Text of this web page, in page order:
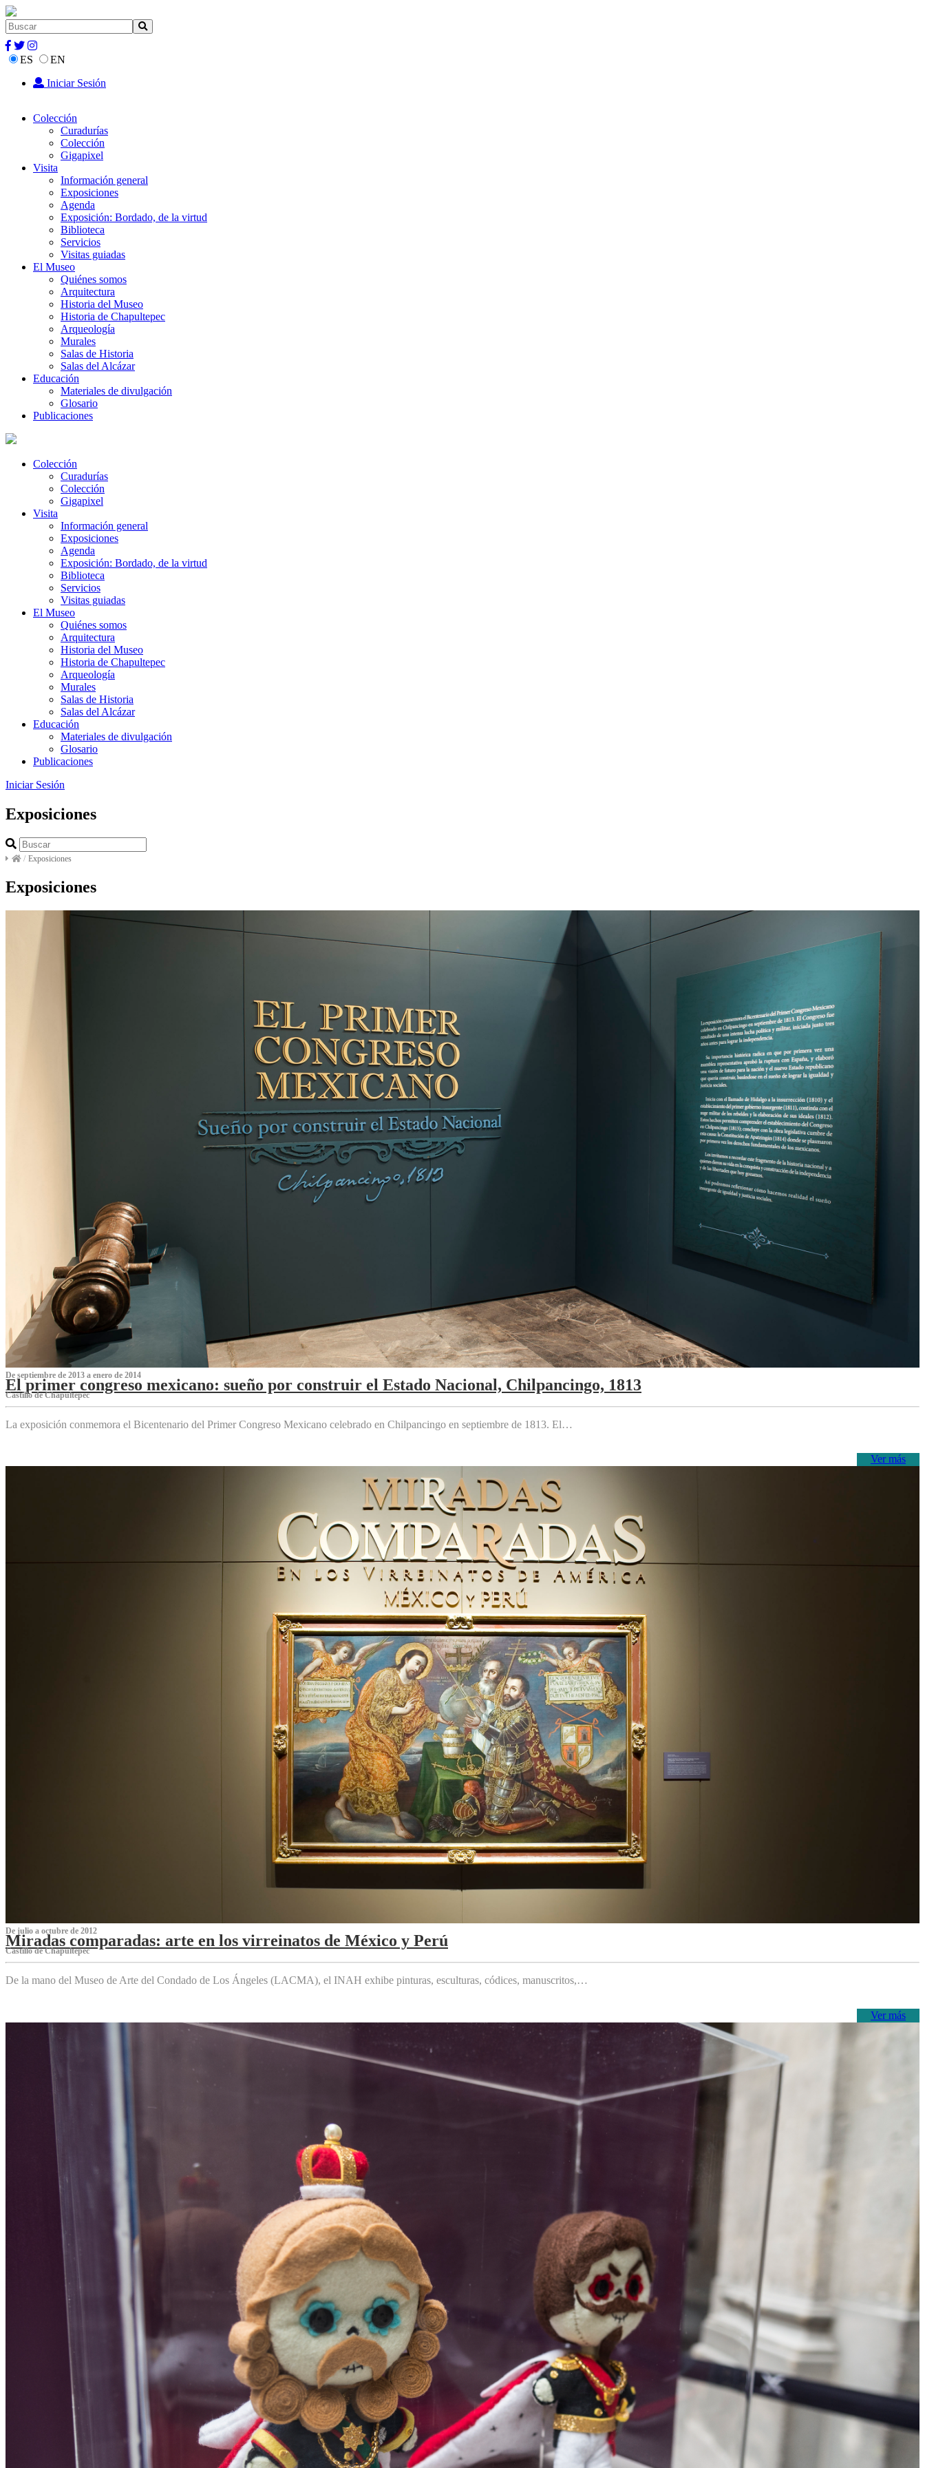
ES
EN
Iniciar Sesión
Colección
Curadurías
Colección
Gigapixel
Visita
Información general
Exposiciones
Agenda
Exposición: Bordado, de la virtud
Biblioteca
Servicios
Visitas guiadas
El Museo
Quiénes somos
Arquitectura
Historia del Museo
Historia de Chapultepec
Arqueología
Murales
Salas de Historia
Salas del Alcázar
Educación
Materiales de divulgación
Glosario
Publicaciones
Colección
Curadurías
Colección
Gigapixel
Visita
Información general
Exposiciones
Agenda
Exposición: Bordado, de la virtud
Biblioteca
Servicios
Visitas guiadas
El Museo
Quiénes somos
Arquitectura
Historia del Museo
Historia de Chapultepec
Arqueología
Murales
Salas de Historia
Salas del Alcázar
Educación
Materiales de divulgación
Glosario
Publicaciones
Iniciar Sesión
Exposiciones
/ Exposiciones
Exposiciones
De septiembre de 2013 a enero de 2014
El primer congreso mexicano: sueño por construir el Estado Nacional, Chilpancingo, 1813
Castillo de Chapultepec
La exposición conmemora el Bicentenario del Primer Congreso Mexicano celebrado en Chilpancingo en septiembre de 1813. El…
Ver más
De julio a octubre de 2012
Miradas comparadas: arte en los virreinatos de México y Perú
Castillo de Chapultepec
De la mano del Museo de Arte del Condado de Los Ángeles (LACMA), el INAH exhibe pinturas, esculturas, códices, manuscritos,…
Ver más